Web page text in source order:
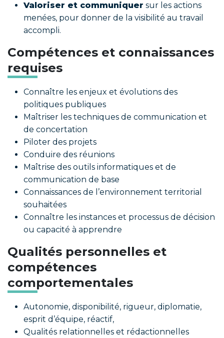
Valoriser et communiquer sur les actions
menées, pour donner de la visibilité au travail
accompli.
Compétences et connaissances
requises
Connaître les enjeux et évolutions des
politiques publiques
Maîtriser les techniques de communication et
de concertation
Piloter des projets
Conduire des réunions
Maîtrise des outils informatiques et de
communication de base
Connaissances de l’environnement territorial
souhaitées
Connaître les instances et processus de décision
ou capacité à apprendre
Qualités personnelles et
compétences
comportementales
Autonomie, disponibilité, rigueur, diplomatie,
esprit d’équipe, réactif,
Qualités relationnelles et rédactionnelles